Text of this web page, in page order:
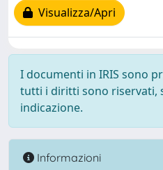
Visualizza/Apri
I documenti in IRIS sono
tutti i diritti sono riservati,
indicazione.
Informazioni